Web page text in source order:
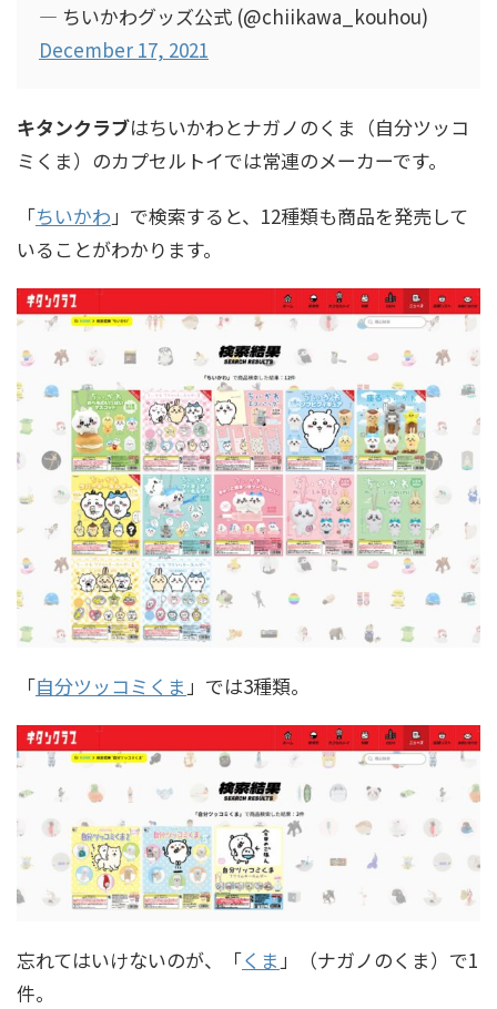
— ちいかわグッズ公式 (@chiikawa_kouhou)
December 17, 2021
キタンクラブはちいかわとナガノのくま（自分ツッコ
ミくま）のカプセルトイでは常連のメーカーです。
「ちいかわ 」で検索すると、12種類も商品を発売して
いることがわかります。
「自分ツッコミくま 」では3種類。
忘れてはいけないのが、「くま」（ナガノのくま）で1
件。